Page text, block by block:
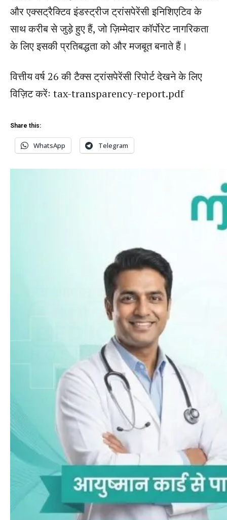
और एक्सट्रैक्टिव इंडस्ट्रीज ट्रांसपेरेंसी इनिशिएटिव के
साथ करीब से जुड़े हुए हैं, जो ज़िम्मेदार कॉर्पोरेट नागरिकता
के लिए इसकी प्रतिबद्धता को और मजबूत बनाते हैं।
वित्तीय वर्ष 26 की टैक्स ट्रांसपेरेंसी रिपोर्ट देखने के लिए
विज़िट करेंः tax-transparency-report.pdf
Share this:
WhatsApp Telegram